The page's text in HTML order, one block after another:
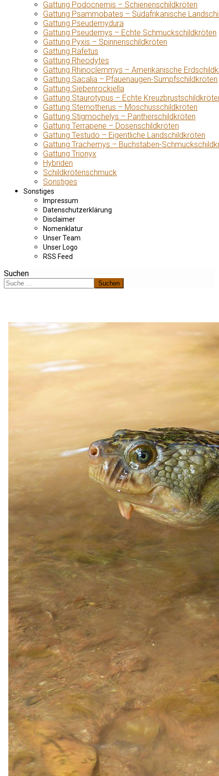
Gattung Podocnemis – Schienenschildkröten
Gattung Psammobates – Südafrikanische
Gattung Pseudemydura
Gattung Pseudemys – Echte Schmuckschildkröten
Gattung Pyxis – Spinnenschildkröten
Gattung Rafetus
Gattung Rheodytes
Gattung Rhinoclemmys – Amerikanische
Gattung Sacalia – Pfauenaugen-Sumpfschildkröten
Gattung Siebenrockiella
Gattung Staurotypus – Echte
Gattung Sternotherus – Moschusschildkröten
Gattung Stigmochelys – Pantherschildkröten
Gattung Terrapene – Dosenschildkröten
Gattung Testudo – Eigentliche Landschildkröten
Gattung Trachemys – Buchstaben-
Gattung Trionyx
Hybriden
Schildkrötenschmuck
Sonstiges
Sonstiges
Impressum
Datenschutzerklärung
Disclaimer
Nomenklatur
Unser Team
Unser Logo
RSS Feed
Suchen
Suchen